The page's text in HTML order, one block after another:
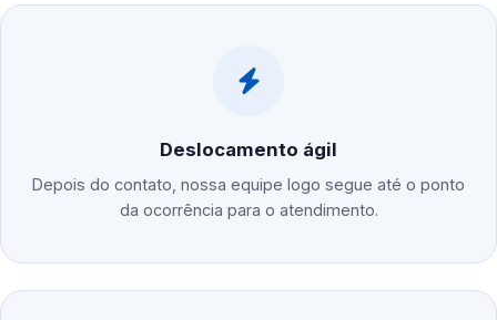
Deslocamento ágil
Depois do contato, nossa equipe logo segue até o ponto
da ocorrência para o atendimento.